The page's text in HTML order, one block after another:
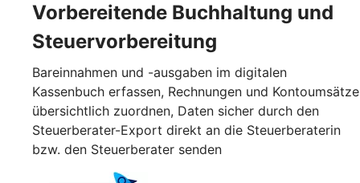
Vorbereitende Buchhaltung und
Steuervorbereitung
Bareinnahmen und -ausgaben im digitalen
Kassenbuch erfassen, Rechnungen und Kontoumsätze
übersichtlich zuordnen, Daten sicher durch den
Steuerberater-Export direkt an die Steuerberaterin
bzw. den Steuerberater senden